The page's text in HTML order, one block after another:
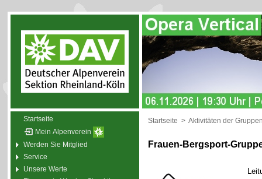
Startseite
Mein Alpenverein
Werden Sie Mitglied
Service
Unsere Werte
Startseite > Aktivitäten der
Frauen-Bergsport-